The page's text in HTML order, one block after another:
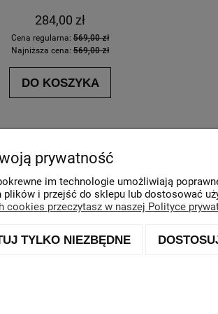
284,00 zł
Cena regularna: 569,00 zł
Najniższa cena: 569,00 zł
DO KOSZYKA
plików cookies
prywatności
i reklamacje
Twoje
Ustawienia konta
Przechowalnia
prywatność
im technologie umożliwiają
i przejść do sklepu lub dostosować
cookies przeczytasz w naszej Polityce
TYLKO NIEZBĘDNE